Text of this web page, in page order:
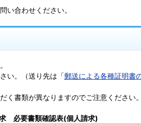
い合わせください。
い。（送り先は「郵送による各種証明書
く書類が異なりますのでご注意ください。
必要書類確認表(個人請求)